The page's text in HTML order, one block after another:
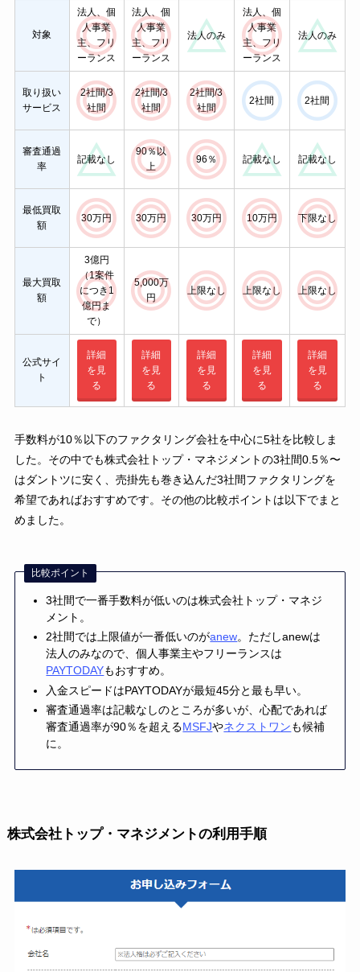
対象
法人、個
人事業
主、フリ
ーランス
法人、個
人事業
主、フリ
ーランス
法人のみ
法人、個
人事業
主、フリ
ーランス
法人のみ
取り扱い
サービス
2社間/3
社間
2社間/3
社間
2社間/3
社間
2社間 2社間
審査通過
率
記載なし
90％以
上
96％ 記載なし 記載なし
最低買取
額
30万円 30万円 30万円 10万円 下限なし
最大買取
額
3億円
（1案件
につき1
億円ま
で）
5,000万
円
上限なし 上限なし 上限なし
公式サイ
ト
詳細
を見
る
詳細
を見
る
詳細
を見
る
詳細
を見
る
詳細
を見
る
手数料が10％以下のファクタリング会社を中心に5社を比較しま
した。その中でも株式会社トップ・マネジメントの3社間0.5％〜
はダントツに安く、売掛先も巻き込んだ3社間ファクタリングを
希望であればおすすめです。その他の比較ポイントは以下でまと
めました。
比較ポイント
3社間で一番手数料が低いのは株式会社トップ・マネジ
メント。
2社間では上限値が一番低いのがanew。ただしanewは
法人のみなので、個人事業主やフリーランスは
PAYTODAYもおすすめ。
入金スピードはPAYTODAYが最短45分と最も早い。
審査通過率は記載なしのところが多いが、心配であれば
審査通過率が90％を超えるMSFJやネクストワンも候補
に。
株式会社トップ・マネジメントの利用手順